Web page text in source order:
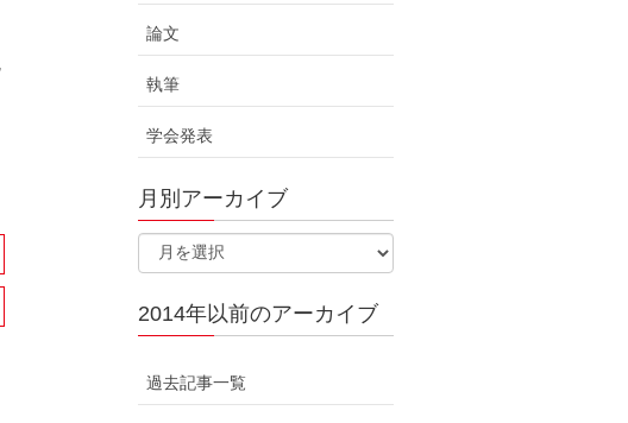
論文
執筆
学会発表
月別アーカイブ
2014年以前のアーカイブ
過去記事一覧